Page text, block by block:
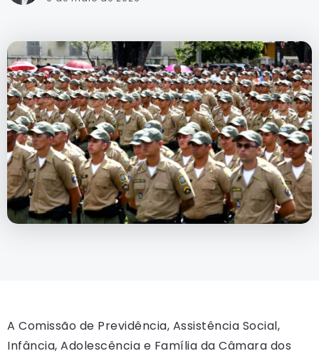
A Comissão de Previdência, Assistência Social,
Infância, Adolescência e Família da Câmara dos